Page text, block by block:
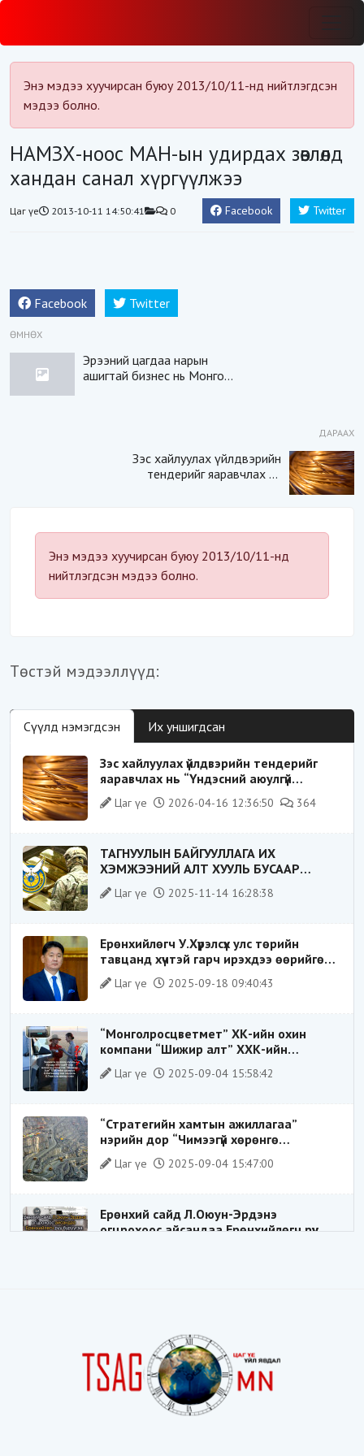
Энэ мэдээ хуучирсан буюу 2013/10/11-нд нийтлэгдсэн
мэдээ болно.
НАМЗХ-ноос МАН-ын удирдах зөвлөлд
хандан санал хүргүүлжээ
Цаг үе 2013-10-11 14:50:41 0 Facebook Twitter
Facebook Twitter
ӨМНӨХ
Эрээний цагдаа нарын
ашигтай бизнес нь Монгол
ДАРААХ
Зэс хайлуулах үйлдвэрийн
тендерийг яаравчлах нь
Энэ мэдээ хуучирсан буюу 2013/10/11-нд
нийтлэгдсэн мэдээ болно.
Төстэй мэдээллүүд:
Сүүлд нэмэгдсэн Их уншигдсан
Зэс хайлуулах үйлдвэрийн тендерийг
яаравчлах нь “Үндэсний аюулгүй
байдал“-д эрсдэлтэй юу?
Цаг үе 2026-04-16 12:36:50 364
ТАГНУУЛЫН БАЙГУУЛЛАГА ИХ
ХЭМЖЭЭНИЙ АЛТ ХУУЛЬ БУСААР
ХИЛЭЭР ГАРГАХ ГЭЖ БАЙСАН
ҮЙЛДЛИЙГ ТАСЛАН ЗОГСООЛОО
Цаг үе 2025-11-14 16:28:38
Ерөнхийлөгч У.Хүрэлсүх улс төрийн
тавцанд хүчтэй гарч ирэхдээ өөрийгөө
шударга ёсны төлөө тэмцэгч, “хуучин
тогтолцооны хонгилыг нураагч” гэсэн
Цаг үе 2025-09-18 09:40:43
“Монголросцветмет” ХК-ийн охин
компани “Шижир алт” ХХК-ийн
Гүйцэтгэх захирлаар ажиллаж байсан
О.Баттөмөрт холбогдох хэрэг хаашаа
Цаг үе 2025-09-04 15:58:42
“Стратегийн хамтын ажиллагаа”
нэрийн дор “Чимээгүй хөрөнгө
хуримтлал”
Цаг үе 2025-09-04 15:47:00
Ерөнхий сайд Л.Оюун-Эрдэнэ
огцрохоос айсандаа Ерөнхийлөгч рүү
Видёо: ХУУЛЬ ЗӨРЧИН СОНГОГДСОН
ХУУЛЬ ТОГТООГЧ